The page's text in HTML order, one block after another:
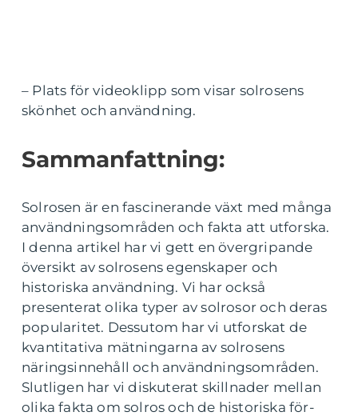
– Plats för videoklipp som visar solrosens
skönhet och användning.
Sammanfattning:
Solrosen är en fascinerande växt med många
användningsområden och fakta att utforska.
I denna artikel har vi gett en övergripande
översikt av solrosens egenskaper och
historiska användning. Vi har också
presenterat olika typer av solrosor och deras
popularitet. Dessutom har vi utforskat de
kvantitativa mätningarna av solrosens
näringsinnehåll och användningsområden.
Slutligen har vi diskuterat skillnader mellan
olika fakta om solros och de historiska för-